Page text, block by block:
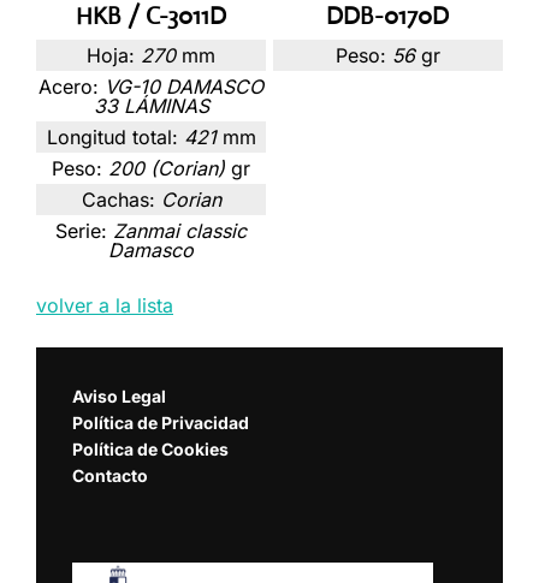
HKB / C-3011D
Hoja: 270 mm
Acero: VG-10 DAMASCO
33 LÁMINAS
Longitud total: 421 mm
Peso: 200 (Corian) gr
Cachas: Corian
Serie: Zanmai classic
Damasco
DDB-0170D
Peso: 56 gr
volver a la lista
Aviso Legal
Política de Privacidad
Política de Cookies
Contacto